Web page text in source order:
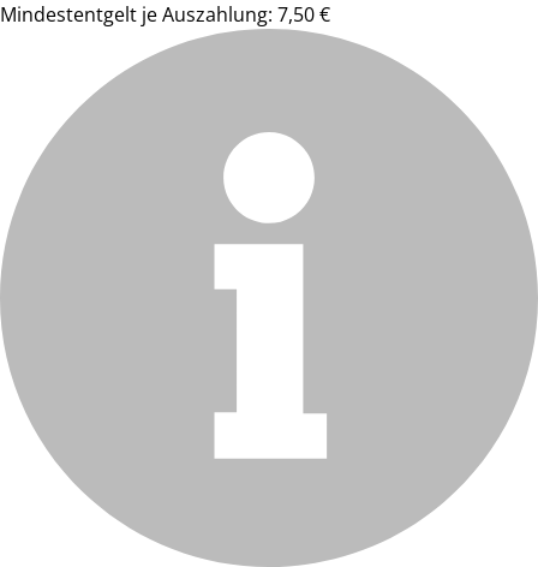
Mindestentgelt je Auszahlung: 7,50 €